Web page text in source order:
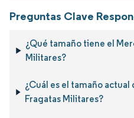
Preguntas Clave
¿Qué tamaño tiene el
Militares?
¿Cuál es el tamaño
Fragatas Militares?